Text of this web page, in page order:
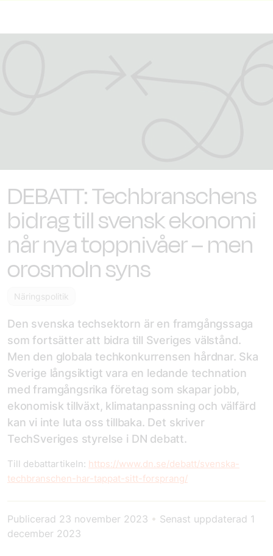
DEBATT:Techbranschens
bidrag till svensk ekonomi
når nya toppnivåer – men
orosmoln syns
Näringspolitik
Den svenska techsektorn är en framgångssaga
som fortsätter att bidra till Sveriges välstånd.
Men den globala techkonkurrensen hårdnar. Ska
Sverige långsiktigt vara en ledande technation
med framgångsrika företag som skapar jobb,
ekonomisk tillväxt, klimatanpassning och välfärd
kan vi inte luta oss tillbaka. Det skriver
TechSveriges styrelse i DN debatt.
Till debattartikeln: https://www.dn.se/debatt/svenska-
techbranschen-har-tappat-sitt-forsprang/
Publicerad 23 november 2023 • Senast uppdaterad 1
december 2023